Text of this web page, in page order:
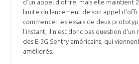
d'un appel d'offre, mais elle maintient
limite du lancement de son appel
commencer les essais de deux
l'instant, il n'est donc pas question
des E-3G Sentry américains, qui
améliorés.